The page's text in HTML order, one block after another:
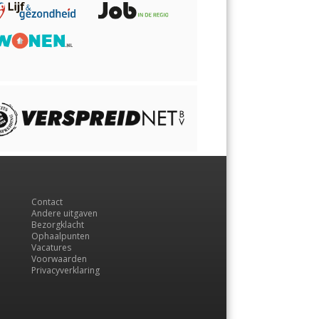
Contact
Andere uitgaven
Bezorgklacht
Ophaalpunten
Vacatures
Voorwaarden
Privacyverklaring